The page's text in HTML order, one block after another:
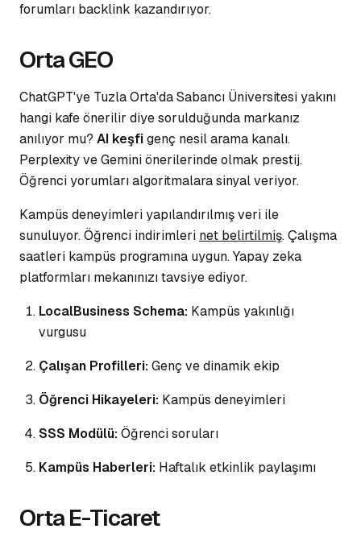
forumları backlink kazandırıyor.
Orta GEO
ChatGPT'ye Tuzla Orta'da Sabancı Üniversitesi yakını
hangi kafe önerilir diye sorulduğunda markanız
anılıyor mu? AI keşfigenç nesil arama kanalı.
Perplexity ve Gemini önerilerinde olmak prestij.
Öğrenci yorumlarıalgoritmalara sinyal veriyor.
Kampüs deneyimleri yapılandırılmış veri ile
sunuluyor. Öğrenci indirimleri net belirtilmiş. Çalışma
saatleri kampüs programına uygun. Yapay zeka
platformları mekanınızı tavsiye ediyor.
LocalBusiness Schema: Kampüs yakınlığı
vurgusu
Çalışan Profilleri:Genç ve dinamik ekip
Öğrenci Hikayeleri: Kampüs deneyimleri
SSS Modülü:Öğrenci soruları
Kampüs Haberleri: Haftalık etkinlik paylaşımı
Orta E-Ticaret